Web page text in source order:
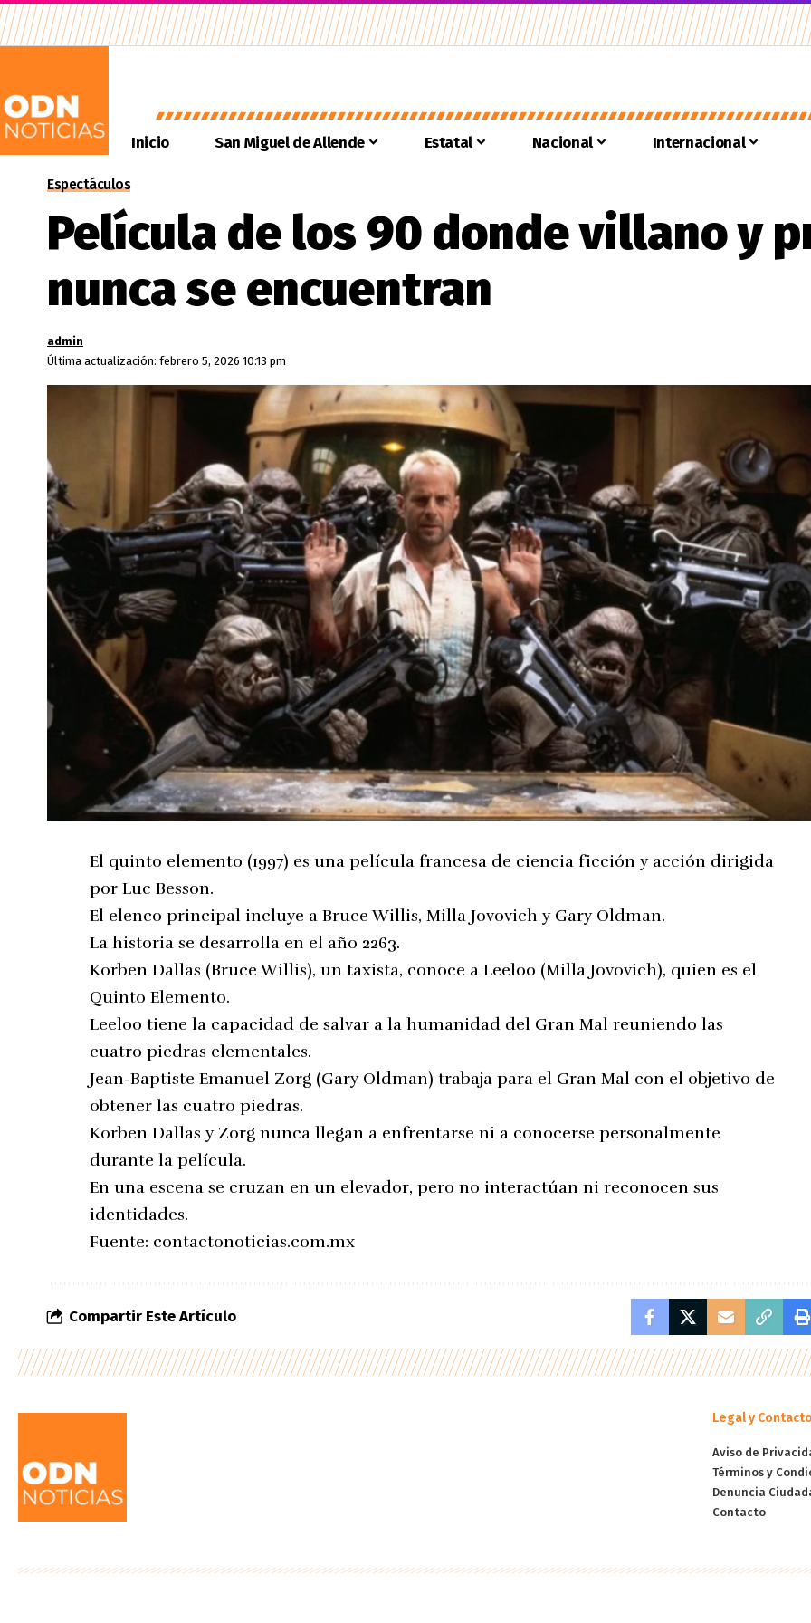
Inicio San Miguel de Allende Estatal Nacional Internacional
Espectáculos
Película de los 90 donde villano y
nunca se encuentran
Última actualización: febrero 5, 2026 10:13 pm
admin
El quinto elemento (1997) es una película francesa de ciencia ficción y acción dirigida
por Luc Besson.
El elenco principal incluye a Bruce Willis, Milla Jovovich y Gary Oldman.
La historia se desarrolla en el año 2263.
Korben Dallas (Bruce Willis), un taxista, conoce a Leeloo (Milla Jovovich), quien es el
Quinto Elemento.
Leeloo tiene la capacidad de salvar a la humanidad del Gran Mal reuniendo las
cuatro piedras elementales.
Jean-Baptiste Emanuel Zorg (Gary Oldman) trabaja para el Gran Mal con el objetivo de
obtener las cuatro piedras.
Korben Dallas y Zorg nunca llegan a enfrentarse ni a conocerse personalmente
durante la película.
En una escena se cruzan en un elevador, pero no interactúan ni reconocen sus
identidades.
Fuente: contactonoticias.com.mx
Compartir Este Artículo
Legal y Contacto
Aviso de
Términos y
Denuncia
Contacto